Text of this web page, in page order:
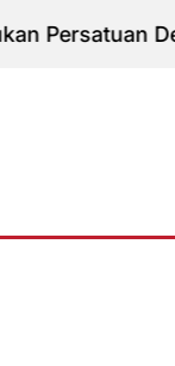
Demi